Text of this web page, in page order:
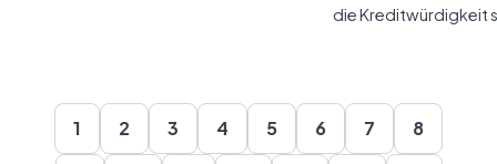
die Kreditwürdigkeit
1 2 3 4 5 6 7 8